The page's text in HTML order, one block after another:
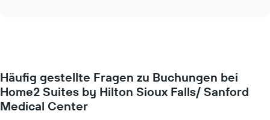
die
den
durchschnittlichen
Zimmerpreis
ändert,
je
näher
das
Häufig gestellte Fragen zu Buchungen bei
Home2 Suites by Hilton Sioux Falls/ Sanford
Medical Center